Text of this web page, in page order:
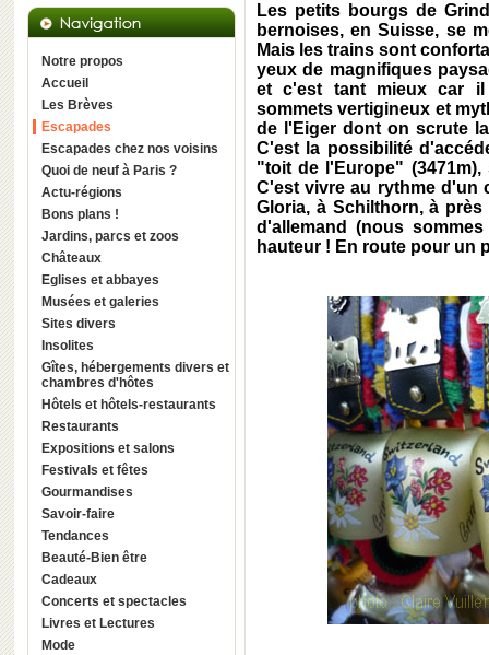
Notre propos
Accueil
Les Brèves
Escapades
Escapades chez nos voisins
Quoi de neuf à Paris ?
Actu-régions
Bons plans !
Jardins, parcs et zoos
Châteaux
Eglises et abbayes
Musées et galeries
Sites divers
Insolites
Gîtes, hébergements divers et
chambres d'hôtes
Hôtels et hôtels-restaurants
Restaurants
Expositions et salons
Festivals et fêtes
Gourmandises
Savoir-faire
Tendances
Beauté-Bien être
Cadeaux
Concerts et spectacles
Livres et Lectures
Mode
Les petits bourgs de
bernoises, en Suisse, se
Mais les trains sont
yeux de magnifiques
et c'est tant mieux car il
sommets vertigineux et
de l'Eiger dont on scrute
C'est la possibilité
"toit de l'Europe"
C'est vivre au rythme d'un
Gloria, à Schilthorn, à
d'allemand (nous
hauteur ! En route pour un